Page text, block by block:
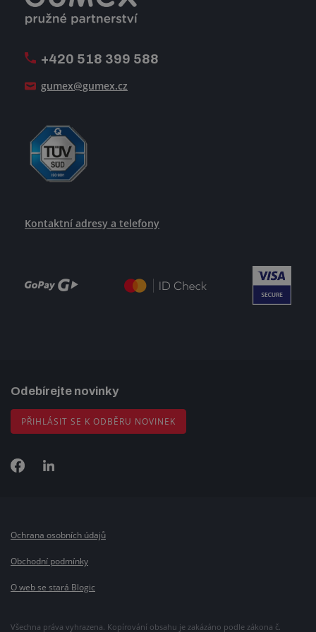
+420 518 399 588
gumex@gumex.cz
Kontaktní adresy a telefony
Firemní časopis Géčko
Odebírejte novinky
PŘIHLÁSIT SE K ODBĚRU NOVINEK
Všechna práva vyhrazena. Kopírování obsahu je zakázáno podle zákona č.
Ochrana osobních údajů
Obchodní podmínky
O web se stará Blogic